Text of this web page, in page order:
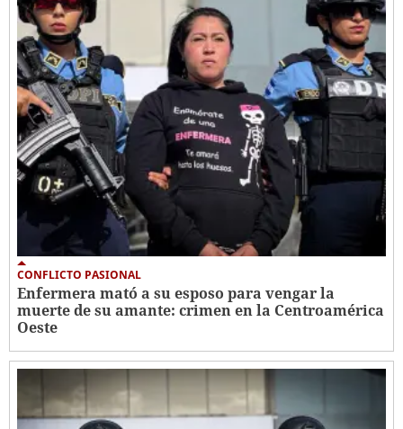
CONFLICTO PASIONAL
Enfermera mató a su esposo para vengar la
muerte de su amante: crimen en la Centroamérica
Oeste